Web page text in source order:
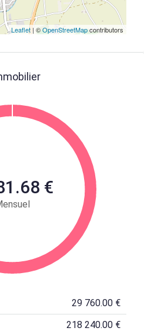
Leaflet| ©OpenStreetMapcontributors
€
29 760.00 €
218 240.00 €